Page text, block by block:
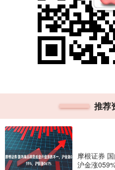
推荐
摩根证券
沪金涨